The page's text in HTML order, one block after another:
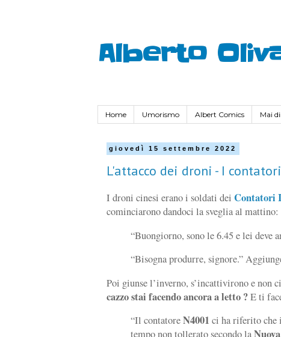
Alberto
Home Umorismo Albert Comics Mai
giovedì 15 settembre 2022
L'attacco dei droni - I
I droni cinesi erano i soldati dei Contatori
cominciarono dandoci la sveglia al mattino:
“Buongiorno, sono le 6.45 e lei deve
“Bisogna produrre, signore.”
Poi giunse l’inverno, s’incattivirono e non
cazzo stai facendo ancora a letto ?E ti
“Il contatoreN4001 ci ha riferito che
tempo non tollerato secondo la